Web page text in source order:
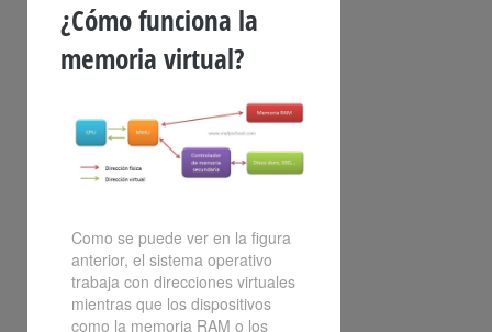
¿Cómo funciona la
memoria virtual?
Como se puede ver en la figura
anterior, el sistema operativo
trabaja con direcciones virtuales
mientras que los dispositivos
como la memoria RAM o los